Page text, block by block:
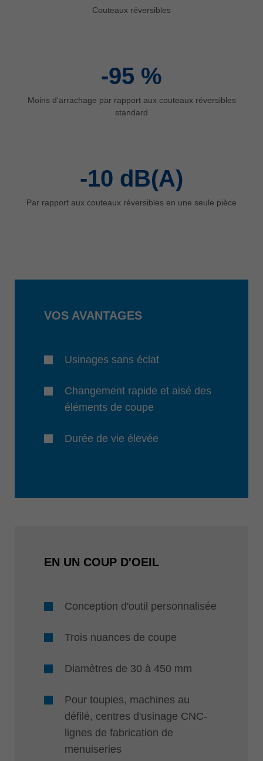
Couteaux réversibles
-95 %
Moins d'arrachage par rapport aux couteaux réversibles
standard
-10 dB(A)
Par rapport aux couteaux réversibles en une seule pièce
VOS AVANTAGES
Usinages sans éclat
Changement rapide et aisé des
éléments de coupe
Durée de vie élevée
EN UN COUP D'OEIL
Conception d'outil personnalisée
Trois nuances de coupe
Diamètres de 30 à 450 mm
Pour toupies, machines au
défilé, centres d'usinage CNC-
lignes de fabrication de
menuiseries